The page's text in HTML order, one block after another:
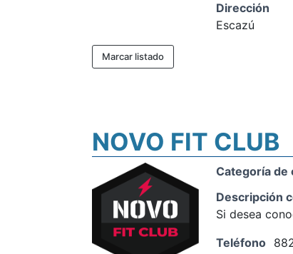
Dirección
Escazú
Marcar listado
NOVO FIT CLUB
Categoría de
Descripción
Si desea
Teléfono